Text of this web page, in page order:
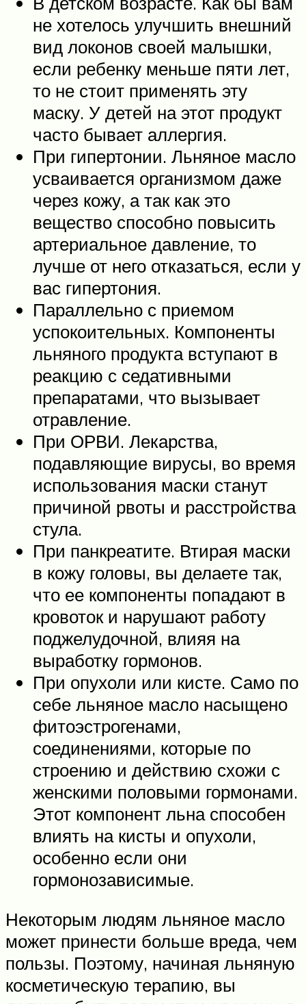
не хотелось улучшить внешний
вид локонов своей малышки,
если ребенку меньше пяти лет,
то не стоит применять эту
маску. У детей на этот продукт
часто бывает аллергия.
При гипертонии. Льняное масло
усваивается организмом даже
через кожу, а так как это
вещество способно повысить
артериальное давление, то
лучше от него отказаться, если у
вас гипертония.
Параллельно с приемом
успокоительных. Компоненты
льняного продукта вступают в
реакцию с седативными
препаратами, что вызывает
отравление.
При ОРВИ. Лекарства,
подавляющие вирусы, во время
использования маски станут
причиной рвоты и расстройства
стула.
При панкреатите. Втирая маски
в кожу головы, вы делаете так,
что ее компоненты попадают в
кровоток и нарушают работу
поджелудочной, влияя на
выработку гормонов.
При опухоли или кисте. Само по
себе льняное масло насыщено
фитоэстрогенами,
соединениями, которые по
строению и действию схожи с
женскими половыми гормонами.
Этот компонент льна способен
влиять на кисты и опухоли,
особенно если они
гормонозависимые.
Некоторым людям льняное масло
может принести больше вреда, чем
пользы. Поэтому, начиная льняную
косметическую терапию, вы